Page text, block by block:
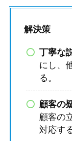
解決策
丁寧な
にし、
る。
顧客の
顧客の
対応す